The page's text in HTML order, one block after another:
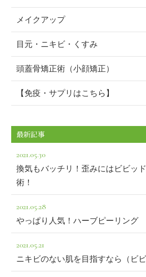
メイクアップ
目元・ニキビ・くすみ
頭蓋骨矯正術（小顔矯正）
【免疫・サプリはこちら】
最新記事
2021.05.30
換気もバッチリ！歪みにはビビッ
術！
2021.05.28
やっぱり人気！ハーブピーリング
2021.05.21
ニキビのない肌を目指すなら（ビビ